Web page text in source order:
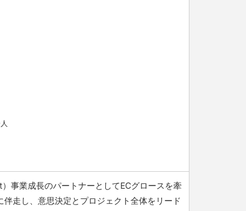
事業成長のパートナーとしてECグロースを牽
走し、意思決定とプロジェクト全体をリード